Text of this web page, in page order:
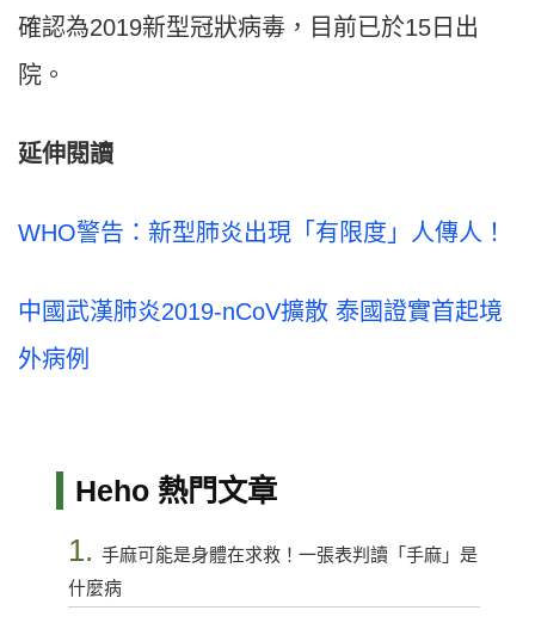
確認為2019新型冠狀病毒，目前已於15日出
院。
延伸閱讀
WHO警告：新型肺炎出現「有限度」人傳人！
中國武漢肺炎2019-nCoV擴散 泰國證實首起境
外病例
Heho 熱門文章
1. 手麻可能是身體在求救！一張表判讀「手麻」是
什麼病